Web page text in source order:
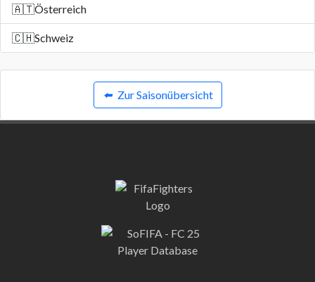
🇦🇹Österreich
🇨🇭Schweiz
⬅️ Zur Saisonübersicht